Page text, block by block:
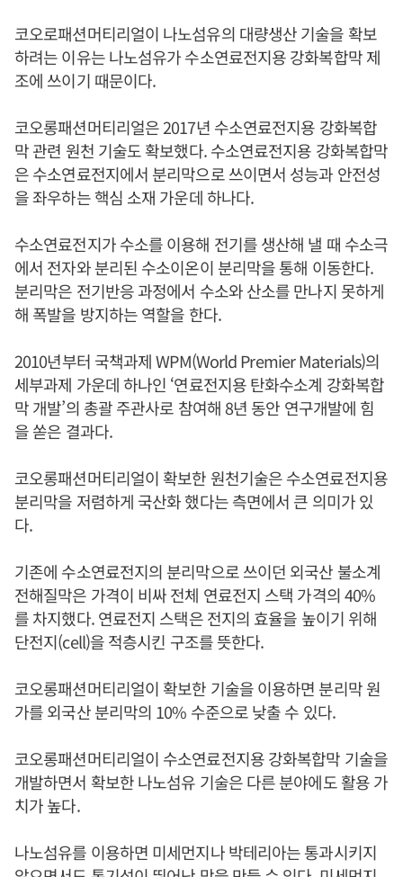
코오로패션머티리얼이 나노섬유의 대량생산 기술을 확보
하려는 이유는 나노섬유가 수소연료전지용 강화복합막 제
조에 쓰이기 때문이다.
코오롱패션머티리얼은 2017년 수소연료전지용 강화복합
막 관련 원천 기술도 확보했다. 수소연료전지용 강화복합막
은 수소연료전지에서 분리막으로 쓰이면서 성능과 안전성
을 좌우하는 핵심 소재 가운데 하나다.
수소연료전지가 수소를 이용해 전기를 생산해 낼 때 수소극
에서 전자와 분리된 수소이온이 분리막을 통해 이동한다.
분리막은 전기반응 과정에서 수소와 산소를 만나지 못하게
해 폭발을 방지하는 역할을 한다.
2010년부터 국책과제 WPM(World Premier Materials)의
세부과제 가운데 하나인 ‘연료전지용 탄화수소계 강화복합
막 개발’의 총괄 주관사로 참여해 8년 동안 연구개발에 힘
을 쏟은 결과다.
코오롱패션머티리얼이 확보한 원천기술은 수소연료전지용
분리막을 저렴하게 국산화 했다는 측면에서 큰 의미가 있
다.
기존에 수소연료전지의 분리막으로 쓰이던 외국산 불소계
전해질막은 가격이 비싸 전체 연료전지 스택 가격의 40%
를 차지했다. 연료전지 스택은 전지의 효율을 높이기 위해
단전지(cell)을 적층시킨 구조를 뜻한다.
코오롱패션머티리얼이 확보한 기술을 이용하면 분리막 원
가를 외국산 분리막의 10% 수준으로 낮출 수 있다.
코오롱패션머티리얼이 수소연료전지용 강화복합막 기술을
개발하면서 확보한 나노섬유 기술은 다른 분야에도 활용 가
치가 높다.
나노섬유를 이용하면 미세먼지나 박테리아는 통과시키지